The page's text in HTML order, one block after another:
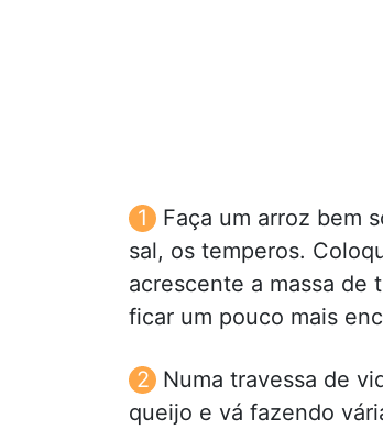
Faça um arroz bem
sal, os temperos.
acrescente a massa de
ficar um pouco mais
Numa travessa de
queijo e vá fazendo